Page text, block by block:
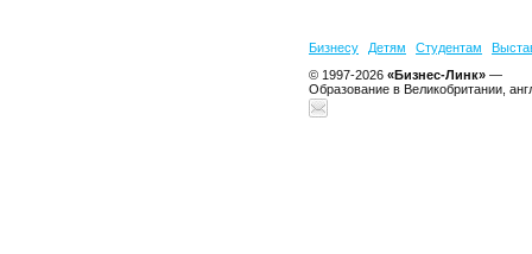
Бизнесу Детям Студентам
© 1997-2026 «Бизнес-Линк» —
Образование в Великобритании,